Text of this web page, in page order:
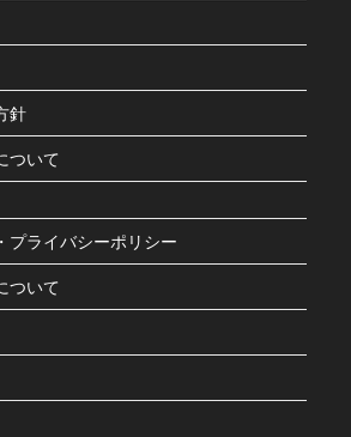
針
ついて
プライバシーポリシー
ついて